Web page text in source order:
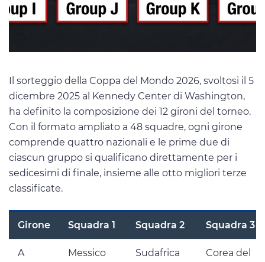
Il sorteggio della Coppa del Mondo 2026, svoltosi il 5
dicembre 2025 al Kennedy Center di Washington,
ha definito la composizione dei 12 gironi del torneo.
Con il formato ampliato a 48 squadre, ogni girone
comprende quattro nazionali e le prime due di
ciascun gruppo si qualificano direttamente per i
sedicesimi di finale, insieme alle otto migliori terze
classificate.
Girone Squadra 1 Squadra 2 Squadra 3
A Messico Sudafrica
Corea del